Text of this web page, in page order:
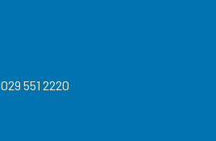
029 551 2220